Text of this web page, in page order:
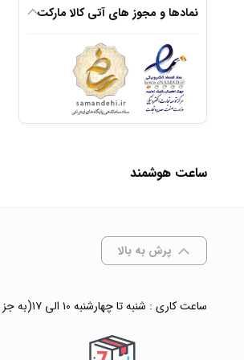
نمادها و مجوز های آتی کالا مارکت
ساعت هوشمند
پرش به بالا
ساعت کاری : شنبه تا چهارشنبه ۱۰ الی ۱۷(به جز ایام تعطیل)